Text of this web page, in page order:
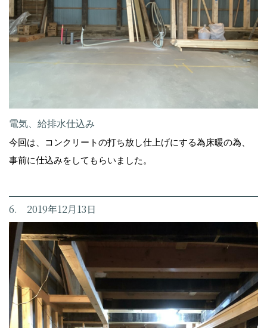
電気、給排水仕込み
今回は、コンクリートの打ち放し仕上げにする為床暖の為、
事前に仕込みをしてもらいました。
6. 2019年12月13日